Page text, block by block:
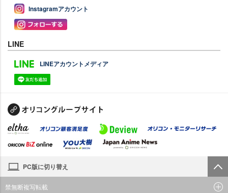
Instagramアカウント
LINE
LINEアカウントメディア
PC版に切り替え
禁無断複写転載